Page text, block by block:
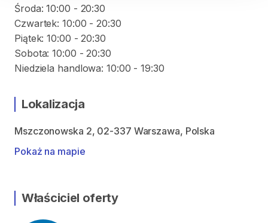
Środa: 10:00 - 20:30
Czwartek: 10:00 - 20:30
Piątek: 10:00 - 20:30
Sobota: 10:00 - 20:30
Lokalizacja
Mszczonowska 2, 02-337 Warszawa, Polska
Pokaż na mapie
Właściciel oferty